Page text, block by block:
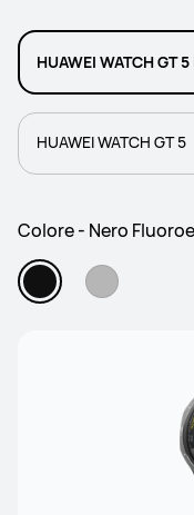
HUAWEI WATCH GT
HUAWEI WATCH GT 5
Colore - Nero